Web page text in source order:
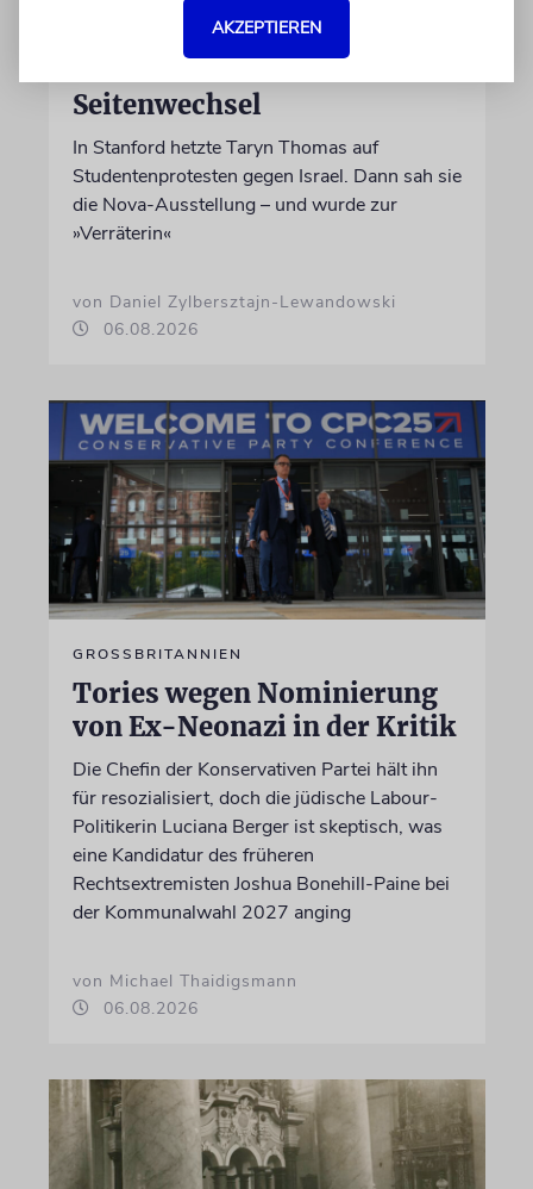
Seitenwechsel
In Stanford hetzte Taryn Thomas auf
Studentenprotesten gegen Israel. Dann sah sie
die Nova-Ausstellung – und wurde zur
»Verräterin«
von Daniel Zylbersztajn-Lewandowski
06.08.2026
GROSSBRITANNIEN
Tories wegen Nominierung
von Ex-Neonazi in der Kritik
Die Chefin der Konservativen Partei hält ihn
für resozialisiert, doch die jüdische Labour-
Politikerin Luciana Berger ist skeptisch, was
eine Kandidatur des früheren
Rechtsextremisten Joshua Bonehill-Paine bei
der Kommunalwahl 2027 anging
von Michael Thaidigsmann
06.08.2026
AKZEPTIEREN